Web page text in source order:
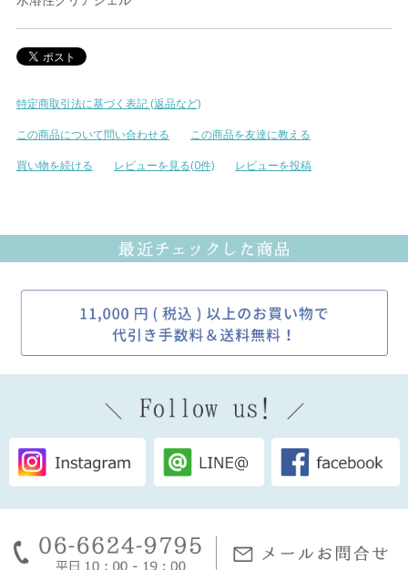
特定商取引法に基づく表記 (返品など)
この商品について問い合わせる
この商品を友達に教える
買い物を続ける
レビューを見る(0件) レビューを投稿